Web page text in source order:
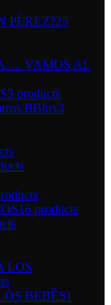
PÉREZ?25
VAMOS AL
3 products
BBlux3
16 products
LOS
BEBÉS1